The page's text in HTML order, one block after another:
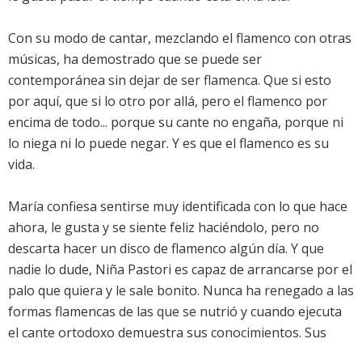
Con su modo de cantar, mezclando el flamenco con otras
músicas, ha demostrado que se puede ser
contemporánea sin dejar de ser flamenca. Que si esto
por aquí, que si lo otro por allá, pero el flamenco por
encima de todo... porque su cante no engaña, porque ni
lo niega ni lo puede negar. Y es que el flamenco es su
vida.
María confiesa sentirse muy identificada con lo que hace
ahora, le gusta y se siente feliz haciéndolo, pero no
descarta hacer un disco de flamenco algún día. Y que
nadie lo dude, Niña Pastori es capaz de arrancarse por el
palo que quiera y le sale bonito. Nunca ha renegado a las
formas flamencas de las que se nutrió y cuando ejecuta
el cante ortodoxo demuestra sus conocimientos. Sus